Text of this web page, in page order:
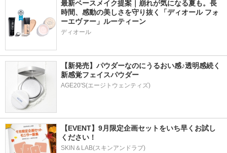
最新ベースメイク提案｜崩れが気になる夏も。長
時間、感動の美しさを守り抜く「ディオール フォ
ーエヴァー」ルーティーン
ディオール
【新発売】パウダーなのにうるおい感♪透明感続く
新感覚フェイスパウダー
AGE20'S(エージトウェンティズ)
【EVENT】9月限定企画セットをいち早くお試し
ください！
SKIN＆LAB(スキンアンドラブ)